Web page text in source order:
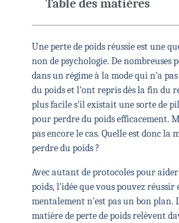
Une perte de poids réussie est une
non de psychologie. De nombreuses
dans un régime à la mode qui n'a
du poids et l'ont repris dès la fin du
plus facile s'il existait une sorte de
pour perdre du poids efficacement.
pas encore le cas. Quelle est donc la
perdre du poids ?
Avec autant de protocoles pour
poids, l'idée que vous pouvez
mentalement n'est pas un bon plan.
matière de perte de poids relèvent
Table des matières